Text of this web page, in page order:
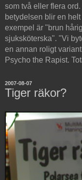
som två eller flera
betydelsen blir en
exempel är "brun
sjuksköterska". "Vi
en annan roligt
Psycho the Rapist.
2007-08-07
Tiger räkor?